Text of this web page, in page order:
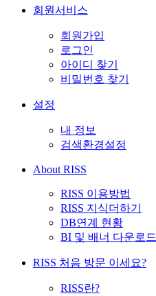
회원서비스
회원가입
로그인
아이디 찾기
비밀번호 찾기
설정
내 정보
검색환경설정
About RISS
RISS 이용방법
RISS 지식더하기
DB연계 현황
BI 및 배너 다운로드
RISS 처음 방문 이세요?
RISS란?